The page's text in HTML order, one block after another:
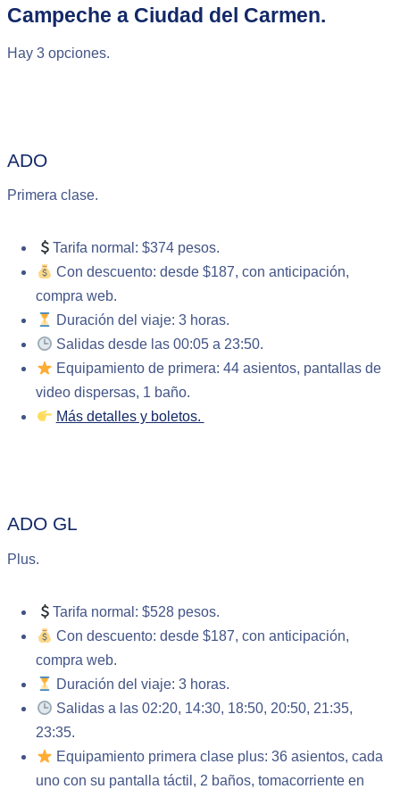
Campeche a Ciudad del Carmen.
Hay 3 opciones.
ADO
Primera clase.
Tarifa normal: $374 pesos.
Con descuento: desde $187, con anticipación,
compra web.
Duración del viaje: 3 horas.
Salidas desde las 00:05 a 23:50.
Equipamiento de primera: 44 asientos, pantallas de
video dispersas, 1 baño.
Más detalles y boletos.
ADO GL
Plus.
Tarifa normal: $528 pesos.
Con descuento: desde $187, con anticipación,
compra web.
Duración del viaje: 3 horas.
Salidas a las 02:20, 14:30, 18:50, 20:50, 21:35,
23:35.
Equipamiento primera clase plus: 36 asientos, cada
uno con su pantalla táctil, 2 baños, tomacorriente en